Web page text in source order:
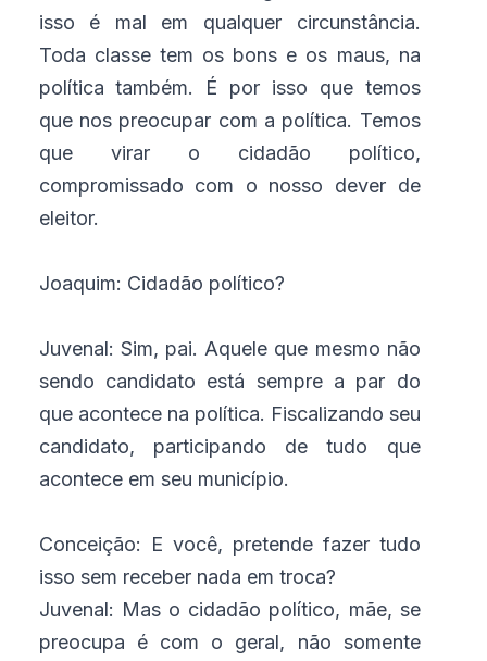
isso é mal em qualquer circunstância.
Toda classe tem os bons e os maus, na
política também. É por isso que temos
que nos preocupar com a política. Temos
que virar o cidadão político,
compromissado com o nosso dever de
eleitor.
Joaquim: Cidadão político?
Juvenal: Sim, pai. Aquele que mesmo não
sendo candidato está sempre a par do
que acontece na política. Fiscalizando seu
candidato, participando de tudo que
acontece em seu município.
Conceição: E você, pretende fazer tudo
isso sem receber nada em troca?
Juvenal: Mas o cidadão político, mãe, se
preocupa é com o geral, não somente